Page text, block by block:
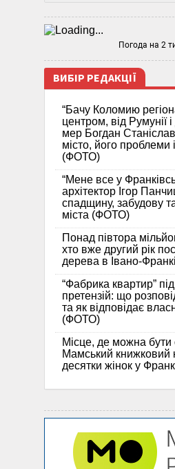
Погода на 2
ВИБІР РЕДАКЦІЇ
“Бачу Коломию
центром, від Румунії
мер Богдан
місто, його проблеми
(ФОТО)
“Мене все у
архітектор Ігор
спадщину, забудову
міста (ФОТО)
Понад півтора
хто вже другий рік
дерева в Івано-
“Фабрика квартир”
претензій: що
та як відповідає
(ФОТО)
Місце, де можна бути
Мамський книжковий
десятки жінок у